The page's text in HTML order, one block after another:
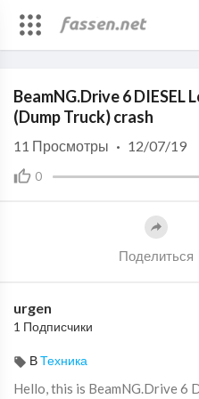
Download File: https://www.youtube.com/
BeamNG.Drive 6 DIESEL
(Dump Truck) crash
0
11 Просмотры · 12/07/19
Поделиться
urgen
1 Подписчики
ВТехника
Hello, this is BeamNG.Drive 6